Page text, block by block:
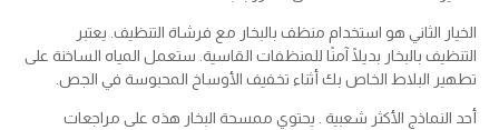
الخيار الثاني هو استخدام منظف بالبخار مع فرشاة التنظيف. يعتبر
التنظيف بالبخار بديلًا آمنًا للمنظفات القاسية. ستعمل المياه الساخنة على
تطهير البلاط الخاص بك أثناء تخفيف الأوساخ المحبوسة في الجص.
أحد النماذج الأكثر شعبية . يحتوي ممسحة البخار هذه على مراجعات